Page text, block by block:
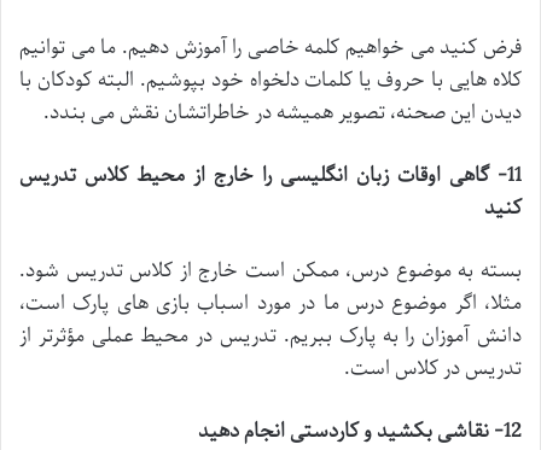
فرض کنید می خواهیم کلمه خاصی را آموزش دهیم. ما می توانیم
کلاه هایی با حروف یا کلمات دلخواه خود بپوشیم. البته کودکان با
دیدن این صحنه، تصویر همیشه در خاطراتشان نقش می بندد.
11- گاهی اوقات زبان انگلیسی را خارج از محیط کلاس تدریس
کنید
بسته به موضوع درس، ممکن است خارج از کلاس تدریس شود.
مثلا، اگر موضوع درس ما در مورد اسباب بازی های پارک است،
دانش آموزان را به پارک ببریم. تدریس در محیط عملی مؤثرتر از
تدریس در کلاس است.
12- نقاشی بکشید و کاردستی انجام دهید